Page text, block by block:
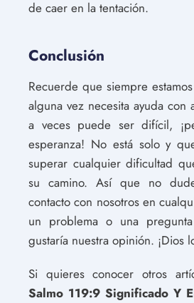
de caer en la tentación.
Conclusión
Recuerde que siempre
alguna vez necesita ayuda con
a veces puede ser difícil,
esperanza! No está solo y
superar cualquier dificultad
su camino. Así que no
contacto con nosotros en
un problema o una
gustaría nuestra opinión. ¡Dios
Si quieres conocer otros
Salmo 119:9 Significado Y